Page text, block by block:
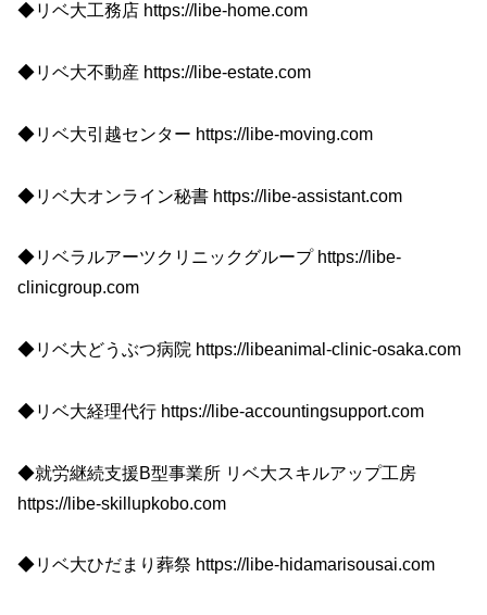
◆リベ大工務店 https://libe-home.com
◆リベ大不動産 https://libe-estate.com
◆リベ大引越センター https://libe-moving.com
◆リベ大オンライン秘書 https://libe-assistant.com
◆リベラルアーツクリニックグループ https://libe-
clinicgroup.com
◆リベ大どうぶつ病院 https://libeanimal-clinic-osaka.com
◆リベ大経理代行 https://libe-accountingsupport.com
◆就労継続支援B型事業所 リベ大スキルアップ工房
https://libe-skillupkobo.com
◆リベ大ひだまり葬祭 https://libe-hidamarisousai.com